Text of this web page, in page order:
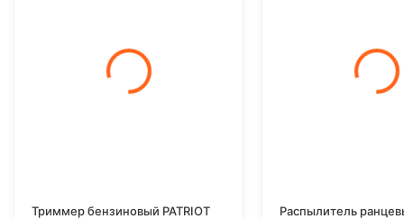
Триммер бензиновый PATRIOT
Распылитель